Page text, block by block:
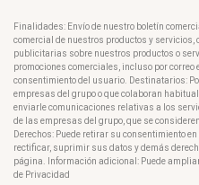
Finalidades: Envío de nuestro boletín
comercial de nuestros productos y
publicitarias sobre nuestros productos o
promociones comerciales, incluso por correo
consentimiento del usuario. Destinatarios:
empresas del grupo o que colaboran
enviarle comunicaciones relativas a los
de las empresas del grupo, que se
Derechos: Puede retirar su consentimiento
rectificar, suprimir sus datos y demás
página. Información adicional: Puede
de Privacidad